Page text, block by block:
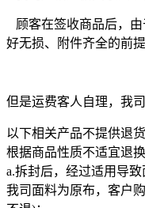
顾客在签收商品后，
好无损、附件齐全的前
但是运费客人自理，我
以下相关产品不提供退货
根据商品性质不适宜退
a.拆封后，经过适用导
我司面料为原布，客户